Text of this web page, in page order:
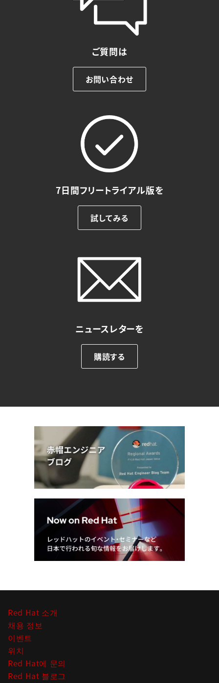
ご質問は
お問い合わせ
7日間フリートライアル版を
試してみる
ニュースレターを
購読する
Red Hat 소개
채용 정보
이벤트
위치
Red Hat에 문의
Red Hat 블로그